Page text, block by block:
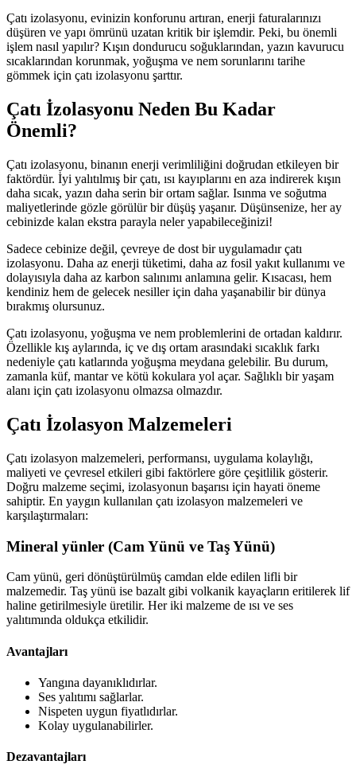
Çatı izolasyonu, evinizin konforunu artıran, enerji faturalarınızı
düşüren ve yapı ömrünü uzatan kritik bir işlemdir. Peki, bu önemli
işlem nasıl yapılır? Kışın dondurucu soğuklarından, yazın kavurucu
sıcaklarından korunmak, yoğuşma ve nem sorunlarını tarihe
gömmek için çatı izolasyonu şarttır.
Çatı İzolasyonu Neden Bu Kadar
Önemli?
Çatı izolasyonu, binanın enerji verimliliğini doğrudan etkileyen bir
faktördür. İyi yalıtılmış bir çatı, ısı kayıplarını en aza indirerek kışın
daha sıcak, yazın daha serin bir ortam sağlar. Isınma ve soğutma
maliyetlerinde gözle görülür bir düşüş yaşanır. Düşünsenize, her ay
cebinizde kalan ekstra parayla neler yapabileceğinizi!
Sadece cebinize değil, çevreye de dost bir uygulamadır çatı
izolasyonu. Daha az enerji tüketimi, daha az fosil yakıt kullanımı ve
dolayısıyla daha az karbon salınımı anlamına gelir. Kısacası, hem
kendiniz hem de gelecek nesiller için daha yaşanabilir bir dünya
bırakmış olursunuz.
Çatı izolasyonu, yoğuşma ve nem problemlerini de ortadan kaldırır.
Özellikle kış aylarında, iç ve dış ortam arasındaki sıcaklık farkı
nedeniyle çatı katlarında yoğuşma meydana gelebilir. Bu durum,
zamanla küf, mantar ve kötü kokulara yol açar. Sağlıklı bir yaşam
alanı için çatı izolasyonu olmazsa olmazdır.
Çatı İzolasyon Malzemeleri
Çatı izolasyon malzemeleri, performansı, uygulama kolaylığı,
maliyeti ve çevresel etkileri gibi faktörlere göre çeşitlilik gösterir.
Doğru malzeme seçimi, izolasyonun başarısı için hayati öneme
sahiptir. En yaygın kullanılan çatı izolasyon malzemeleri ve
karşılaştırmaları:
Mineral yünler (Cam Yünü ve Taş Yünü)
Cam yünü, geri dönüştürülmüş camdan elde edilen lifli bir
malzemedir. Taş yünü ise bazalt gibi volkanik kayaçların eritilerek lif
haline getirilmesiyle üretilir. Her iki malzeme de ısı ve ses
yalıtımında oldukça etkilidir.
Avantajları
Yangına dayanıklıdırlar.
Ses yalıtımı sağlarlar.
Nispeten uygun fiyatlıdırlar.
Kolay uygulanabilirler.
Dezavantajları